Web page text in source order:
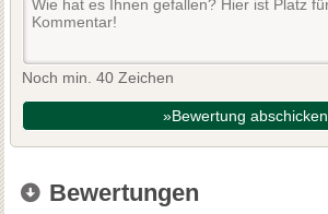
Noch min. 40 Zeichen
»Bewertung abschicken
Bewertungen